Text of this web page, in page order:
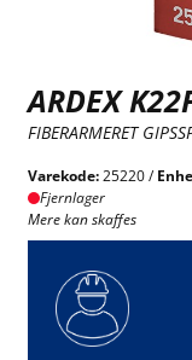
ARDEX
FIBERARMERET
Varekode:25220 /
Fjernlager
Mere kan skaffes